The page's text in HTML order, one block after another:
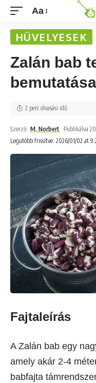
Aa
HÜVELYESEK
Zalán bab
bemutatása
Legutóbb frissítve: 2026/01/02 at
Szerző: M. Norbert Publikálva
2 perc olvasási idő
Fajtaleírás
A Zalán bab egy
amely akár 2-4
babfajta